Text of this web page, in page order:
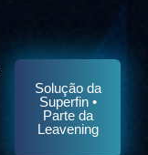
Solução da
Superfin •
Parte da
Leavening